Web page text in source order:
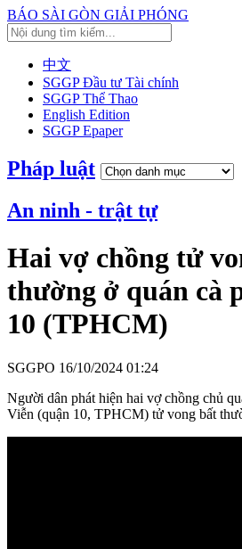
BÁO SÀI GÒN GIẢI PHÓNG
中文
SGGP Đầu tư Tài chính
SGGP Thể Thao
English Edition
SGGP Epaper
Pháp luật
An ninh - trật tự
Hai vợ chồng tử
thường ở quán cà
10 (TPHCM)
SGGPO 16/10/2024 01:24
Người dân phát hiện hai vợ chồng chủ
Viễn (quận 10, TPHCM) tử vong bất